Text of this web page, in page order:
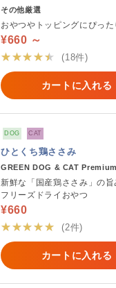
その他厳選
おやつやトッピングにぴった
¥660 ～
★★★★★
(18件)
カートに入れる
DOG CAT
ひとくち鶏ささみ
GREEN DOG & CAT Premium
新鮮な「国産鶏ささみ」の
フリーズドライおやつ
¥660
★★★★★
(2件)
カートに入れる